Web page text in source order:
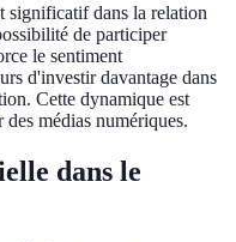
significatif dans la relation
de participer
le sentiment
d'investir davantage dans
Cette dynamique est
médias numériques.
dans le